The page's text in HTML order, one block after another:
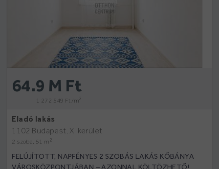
64.9 M Ft
1 272 549 Ft /m2
Eladó lakás
1102 Budapest, X. kerület
2 szoba, 51 m 2
FELÚJÍTOTT, NAPFÉNYES 2 SZOBÁS LAKÁS KŐBÁNYA
VÁROSKÖZPONTJÁBAN – AZONNAL KÖLTÖZHETŐ!